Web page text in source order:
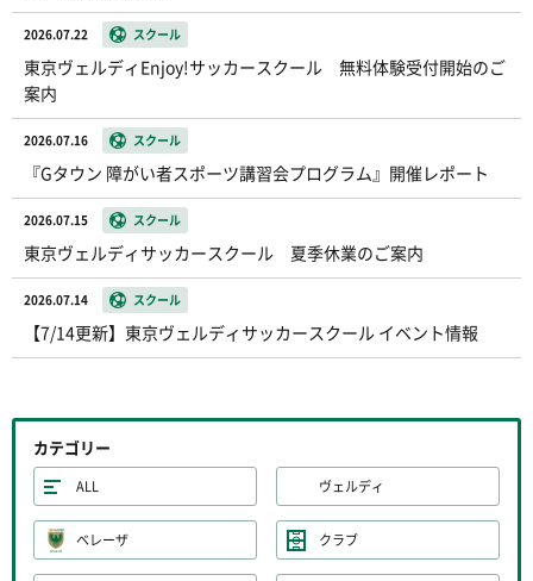
2026.07.22 スクール
東京ヴェルディEnjoy!サッカースクール 無料体験受付開始のご
案内
2026.07.16 スクール
『Gタウン 障がい者スポーツ講習会プログラム』開催レポート
2026.07.15 スクール
東京ヴェルディサッカースクール 夏季休業のご案内
2026.07.14 スクール
【7/14更新】東京ヴェルディサッカースクール イベント情報
カテゴリー
ALL ヴェルディ
ベレーザ クラブ